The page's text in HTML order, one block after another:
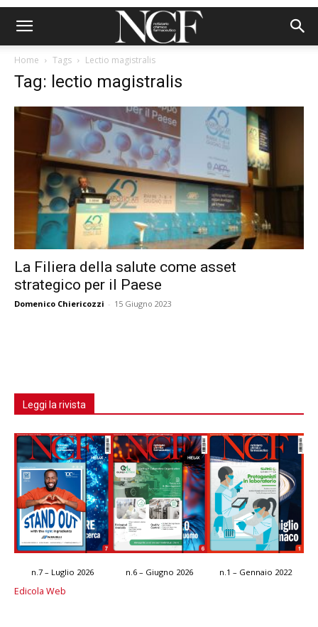
Home Tags Lectio magistralis
Tag: lectio magistralis
La Filiera della salute come asset
strategico per il Paese
Domenico Chiericozzi - 15 Giugno 2023
Leggi la rivista
n.7 – Luglio 2026 n.6 – Giugno 2026 n.1 – Gennaio 2022
Edicola Web